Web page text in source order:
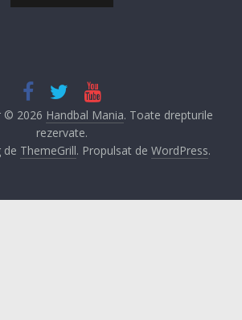
© 2026 Handbal Mania. Toate drepturile
rezervate.
de ThemeGrill. Propulsat de WordPress.